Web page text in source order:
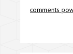
comments